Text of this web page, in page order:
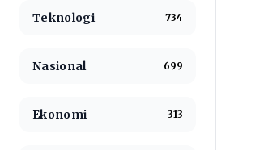
Teknologi 734
Nasional 699
Ekonomi 313